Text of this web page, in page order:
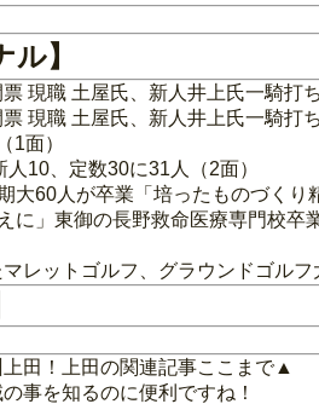
ル】
現職 土屋氏、新人井上氏一騎打
現職 土屋氏、新人井上氏一騎打
1面）
10、定数30に31人（2面）
大60人が卒業「培ったものづくり
に」東御の長野救命医療専門校卒
レットゴルフ、グラウンドゴルフ
田！上田の関連記事ここまで▲
事を知るのに便利ですね！